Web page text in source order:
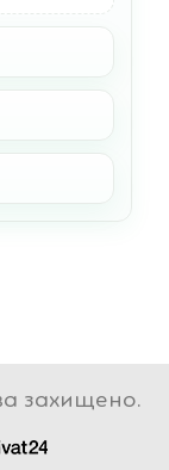
захищено.